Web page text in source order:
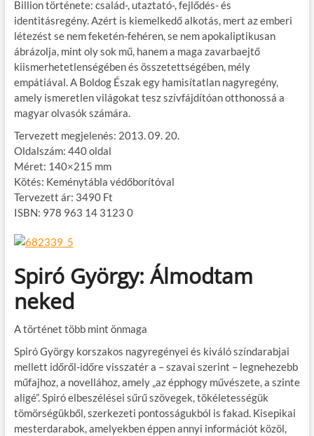
Billion története: család-, utaztató-, fejlődés- és
identitásregény. Azért is kiemelkedő alkotás, mert az emberi
létezést se nem feketén-fehéren, se nem apokaliptikusan
ábrázolja, mint oly sok mű, hanem a maga zavarbaejtő
kiismerhetetlenségében és összetettségében, mély
empátiával. A Boldog Észak egy hamisítatlan nagyregény,
amely ismeretlen világokat tesz szívfájdítóan otthonossá a
magyar olvasók számára.
Tervezett megjelenés: 2013. 09. 20.
Oldalszám: 440 oldal
Méret: 140×215 mm
Kötés: Keménytábla védőborítóval
Tervezett ár: 3490 Ft
ISBN: 978 963 14 3123 0
Spiró György: Álmodtam
neked
A történet több mint önmaga
Spiró György korszakos nagyregényei és kiváló színdarabjai
mellett időről-időre visszatér a – szavai szerint – legnehezebb
műfajhoz, a novellához, amely „az épphogy művészete, a szinte
aligé”. Spiró elbeszélései sűrű szövegek, tökéletességük
tömörségükből, szerkezeti pontosságukból is fakad. Kisepikai
mesterdarabok, amelyekben éppen annyi információt közöl,